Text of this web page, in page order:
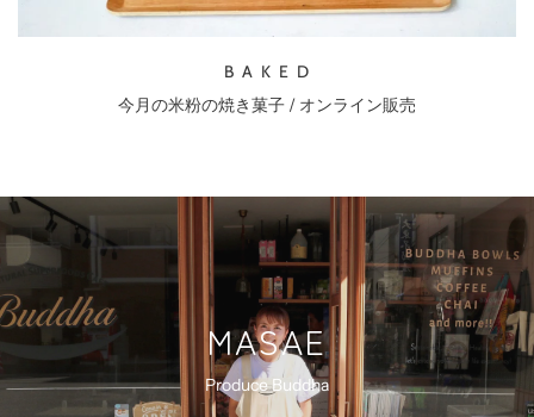
B A K E D
今月の米粉の焼き菓子 / オンライン販売
MASAE
Produce Buddha